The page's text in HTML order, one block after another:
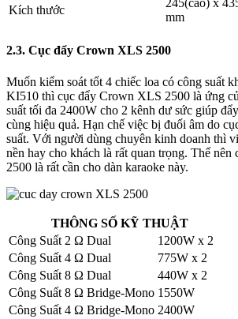
Kích thước
245(cao) x
mm
2.3. Cục đẩy Crown XLS 2500
Muốn kiểm soát tốt 4 chiếc loa có công suất
KI510 thì cục đẩy Crown XLS 2500 là ứng
suất tối đa 2400W cho 2 kênh dư sức giúp
cùng hiệu quả. Hạn chế việc bị đuối âm do
suất. Với người dùng chuyên kinh doanh thì
nền hay cho khách là rất quan trọng. Thế
2500 là rất cần cho dàn karaoke này.
THÔNG SỐ KỸ THUẬT
Công Suất 2 Ω Dual
1200W x 2
Công Suất 4 Ω Dual
775W x 2
Công Suất 8 Ω Dual
440W x 2
Công Suất 8 Ω Bridge-Mono 1550W
Công Suất 4 Ω Bridge-Mono 2400W